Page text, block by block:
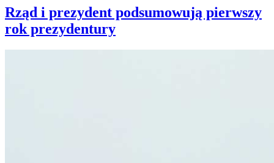
Rząd i prezydent podsumowują pierwszy
rok prezydentury